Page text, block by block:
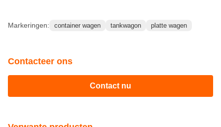
Markeringen: container wagen tankwagon platte wagen
Contacteer ons
Contact nu